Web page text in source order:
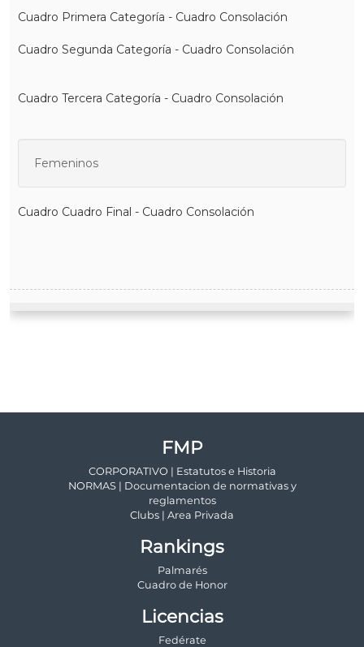
FMP
CORPORATIVO | Estatutos e Historia
NORMAS | Documentacion de normativas y
reglamentos
Clubs | Area Privada
Rankings
Palmarés
Cuadro de Honor
Licencias
Fedérate